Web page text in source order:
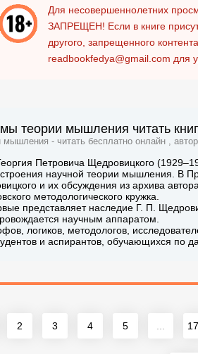
Для несовершеннолетних
ЗАПРЕЩЕН! Если в книге
другого, запрещенного
readbookfedya@gmail.com для
теории мышления читать
- читать бесплатно онлайн , автор
Петровича Щедровицкого
научной теории мышления. В
и их обсуждения из архива
методологического кружка.
представляет наследие Г. П.
научным аппаратом.
логиков, методологов,
и аспирантов, обучающихся по
2 3 4 5